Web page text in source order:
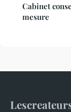
Cabinet
mesure